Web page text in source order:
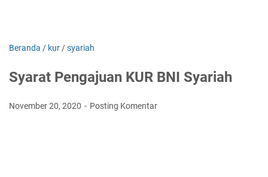
Beranda / kur /syariah
Syarat Pengajuan KUR BNI Syariah
November 20, 2020 Posting Komentar